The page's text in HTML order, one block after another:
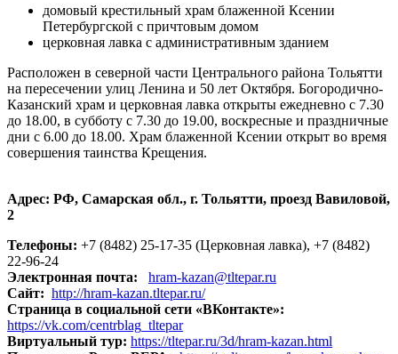
домовый крестильный храм блаженной Ксении
Петербургской с причтовым домом
церковная лавка с административным зданием
Расположен в северной части Центрального района Тольятти
на пересечении улиц Ленина и 50 лет Октября. Богородично-
Казанский храм и церковная лавка открыты ежедневно с 7.30
до 18.00, в субботу с 7.30 до 19.00, воскресные и праздничные
дни с 6.00 до 18.00. Храм блаженной Ксении открыт во время
совершения таинства Крещения.
Адрес: РФ, Самарская обл., г. Тольятти, проезд Вавиловой,
2
Телефоны: +7 (8482) 25-17-35 (Церковная лавка), +7 (8482)
22-96-24
Электронная почта:
hram-kazan@tltepar.ru
Сайт: http://hram-kazan.tltepar.ru/
Страница в социальной сети «ВКонтакте»:
https://vk.com/centrblag_tltepar
Виртуальный тур: https://tltepar.ru/3d/hram-kazan.html